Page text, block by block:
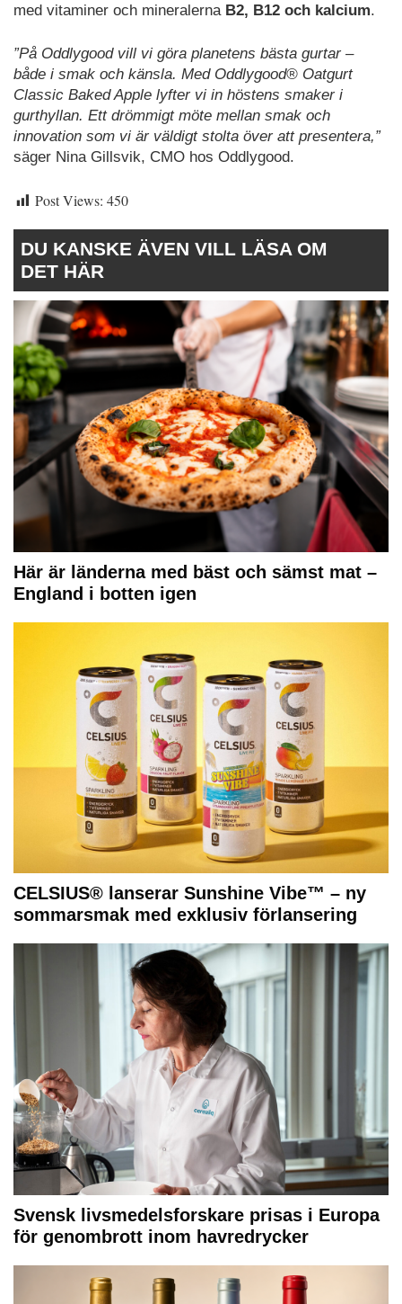
med vitaminer och mineralerna B2, B12 och kalcium.
”På Oddlygood vill vi göra planetens bästa gurtar –
både i smak och känsla. Med Oddlygood® Oatgurt
Classic Baked Apple lyfter vi in höstens smaker i
gurthyllan. Ett drömmigt möte mellan smak och
innovation som vi är väldigt stolta över att presentera,”
säger Nina Gillsvik, CMO hos Oddlygood.
Post Views: 450
DU KANSKE ÄVEN VILL LÄSA OM
DET HÄR
Här är länderna med bäst och sämst mat –
England i botten igen
CELSIUS® lanserar Sunshine Vibe™ – ny
sommarsmak med exklusiv förlansering
Svensk livsmedelsforskare prisas i Europa
för genombrott inom havredrycker